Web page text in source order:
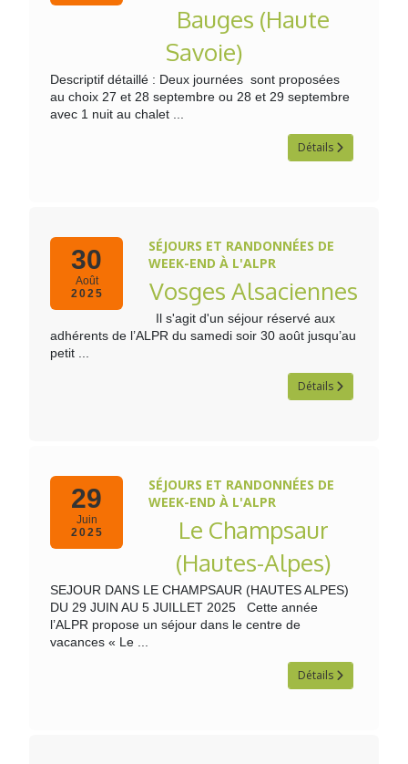
Bauges (Haute
Savoie)
Descriptif détaillé : Deux journées sont proposées
au choix 27 et 28 septembre ou 28 et 29 septembre
avec 1 nuit au chalet ...
Détails
30
Août
2025
SÉJOURS ET RANDONNÉES DE
WEEK-END À L'ALPR
Vosges Alsaciennes
Il s'agit d'un séjour réservé aux
adhérents de l’ALPR du samedi soir 30 août jusqu’au
petit ...
Détails
29
Juin
2025
SÉJOURS ET RANDONNÉES DE
WEEK-END À L'ALPR
Le Champsaur
(Hautes-Alpes)
SEJOUR DANS LE CHAMPSAUR (HAUTES ALPES)
DU 29 JUIN AU 5 JUILLET 2025 Cette année
l’ALPR propose un séjour dans le centre de
vacances « Le ...
Détails